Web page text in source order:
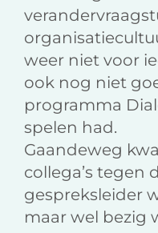
weer niet voor
ook nog niet
programma
spelen had.
Gaandeweg
collega’s tegen
gespreksleider
maar wel bezig